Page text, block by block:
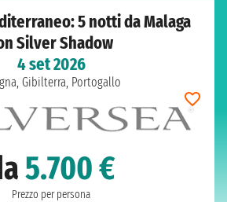
5 notti da Malaga
Silver Shadow
4 set 2026
Gibilterra, Portogallo
5.700 €
Prezzo per persona